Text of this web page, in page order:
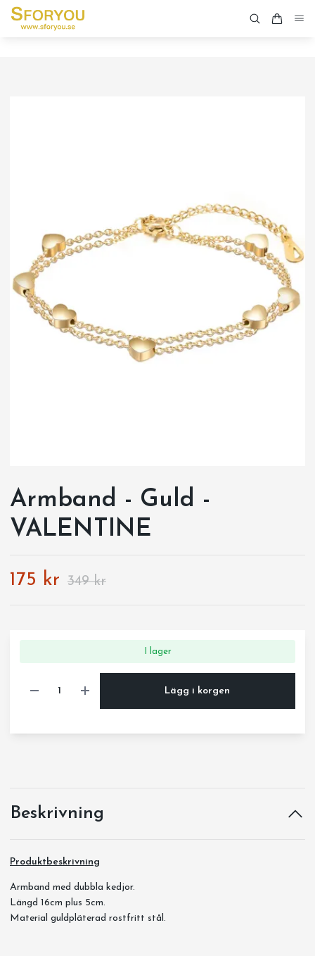
Armband - Guld -
VALENTINE
175 kr 349 kr
I lager
Lägg i korgen
Beskrivning
Produktbeskrivning
Armband med dubbla kedjor.
Längd 16cm plus 5cm.
Material guldpläterad rostfritt stål.